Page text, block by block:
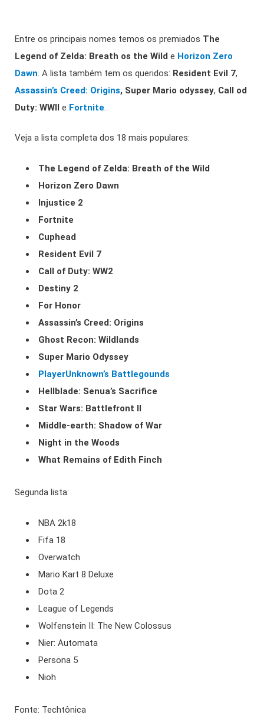
Entre os principais nomes temos os premiados The
Legend of Zelda: Breath os the Wild e Horizon Zero
Dawn. A lista também tem os queridos: Resident Evil 7,
Assassin’s Creed: Origins, Super Mario odyssey, Call od
Duty: WWII e Fortnite.
Veja a lista completa dos 18 mais populares:
The Legend of Zelda: Breath of the Wild
Horizon Zero Dawn
Injustice 2
Fortnite
Cuphead
Resident Evil 7
Call of Duty: WW2
Destiny 2
For Honor
Assassin’s Creed: Origins
Ghost Recon: Wildlands
Super Mario Odyssey
PlayerUnknown’s Battlegounds
Hellblade: Senua’s Sacrifice
Star Wars: Battlefront II
Middle-earth: Shadow of War
Night in the Woods
What Remains of Edith Finch
Segunda lista:
NBA 2k18
Fifa 18
Overwatch
Mario Kart 8 Deluxe
Dota 2
League of Legends
Wolfenstein II: The New Colossus
Nier: Automata
Persona 5
Nioh
Fonte: Techtônica